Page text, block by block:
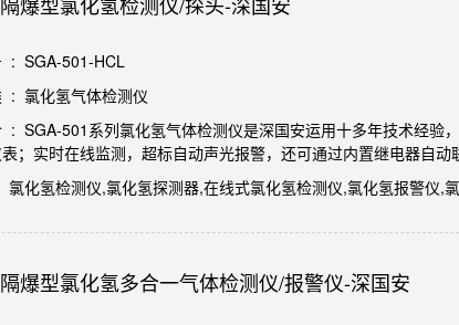
: SGA-501-HCL
: 氯化氢气体检测仪
: SGA-501系列氯化氢气体检测仪是深国安运用十多年技术经验
；实时在线监测，超标自动声光报警，还可通过内置继电器自动
化氢检测仪,氯化氢探测器,在线式氯化氢检测仪,氯化氢报警仪,
爆型氯化氢多合一气体检测仪/报警仪-深国安